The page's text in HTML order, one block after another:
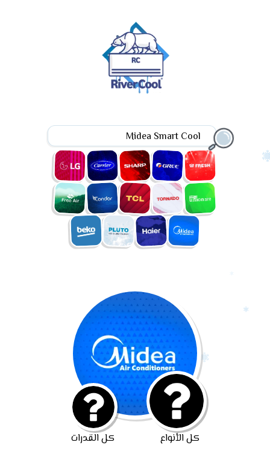
كل القدرات كل الأنواع